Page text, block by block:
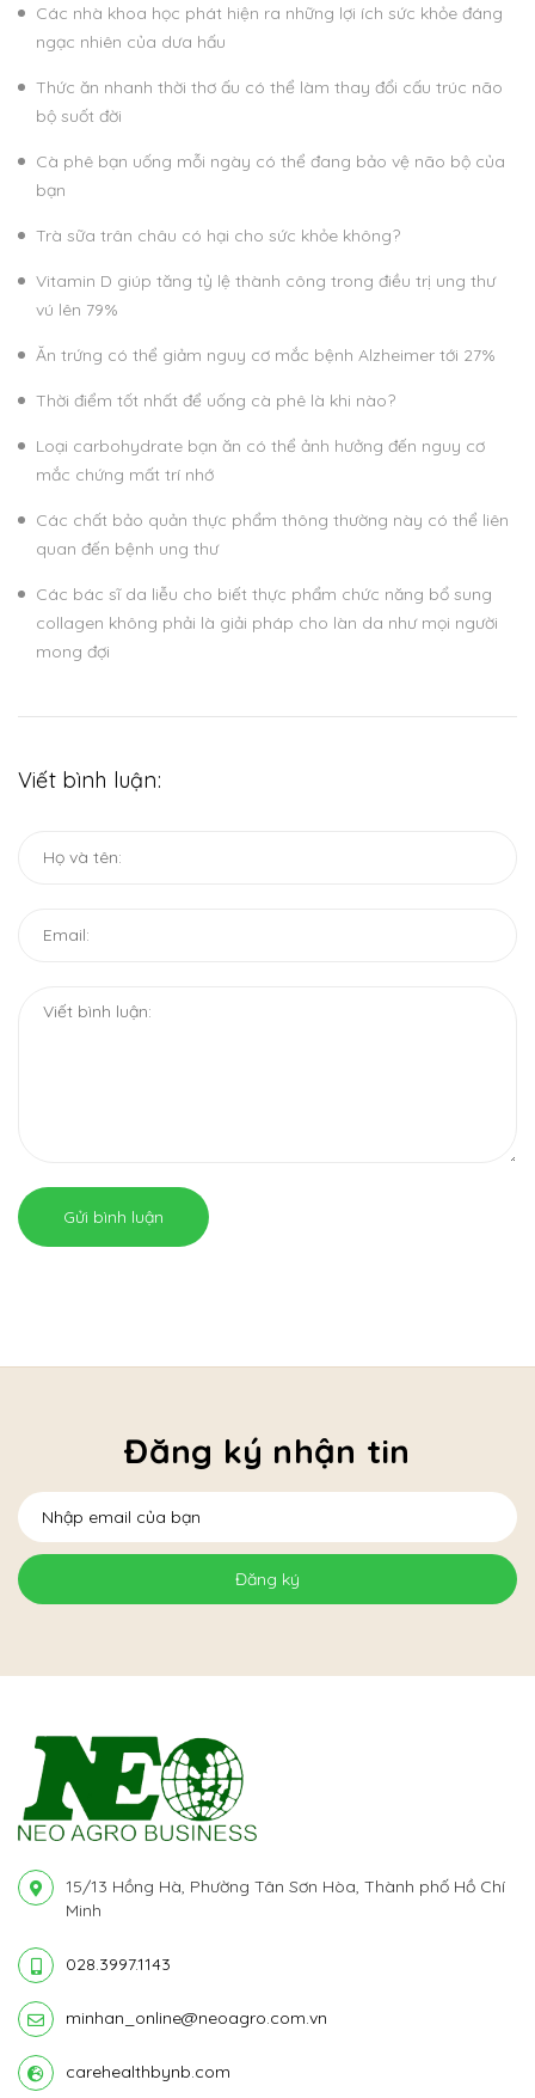
Các nhà khoa học phát hiện ra những lợi ích sức khỏe đáng
ngạc nhiên của dưa hấu
Thức ăn nhanh thời thơ ấu có thể làm thay đổi cấu trúc não
bộ suốt đời
Cà phê bạn uống mỗi ngày có thể đang bảo vệ não bộ của
bạn
Trà sữa trân châu có hại cho sức khỏe không?
Vitamin D giúp tăng tỷ lệ thành công trong điều trị ung thư
vú lên 79%
Ăn trứng có thể giảm nguy cơ mắc bệnh Alzheimer tới 27%
Thời điểm tốt nhất để uống cà phê là khi nào?
Loại carbohydrate bạn ăn có thể ảnh hưởng đến nguy cơ
mắc chứng mất trí nhớ
Các chất bảo quản thực phẩm thông thường này có thể liên
quan đến bệnh ung thư
Các bác sĩ da liễu cho biết thực phẩm chức năng bổ sung
collagen không phải là giải pháp cho làn da như mọi người
mong đợi
Viết bình luận:
Gửi bình luận
Đăng ký nhận tin
Đăng ký
15/13 Hồng Hà, Phường Tân Sơn Hòa, Thành phố Hồ Chí
Minh
028.3997.1143
minhan_online@neoagro.com.vn
carehealthbynb.com